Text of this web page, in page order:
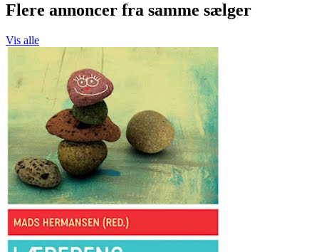
Flere annoncer fra samme sælger
Vis alle